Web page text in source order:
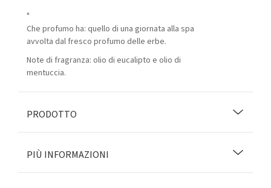
"
Che profumo ha: quello di una giornata alla spa
avvolta dal fresco profumo delle erbe.
Note di fragranza: olio di eucalipto e olio di
mentuccia.
PRODOTTO
PIÙ INFORMAZIONI